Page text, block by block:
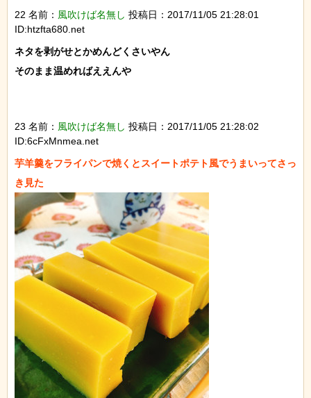
22 名前： 風吹けば名無し 投稿日：2017/11/05 21:28:01
ID:htzfta680.net
ネタを剥がせとかめんどくさいやん
そのまま温めればええんや
23 名前： 風吹けば名無し 投稿日：2017/11/05 21:28:02
ID:6cFxMnmea.net
芋羊羹をフライパンで焼くとスイートポテト風でうまいってさっ